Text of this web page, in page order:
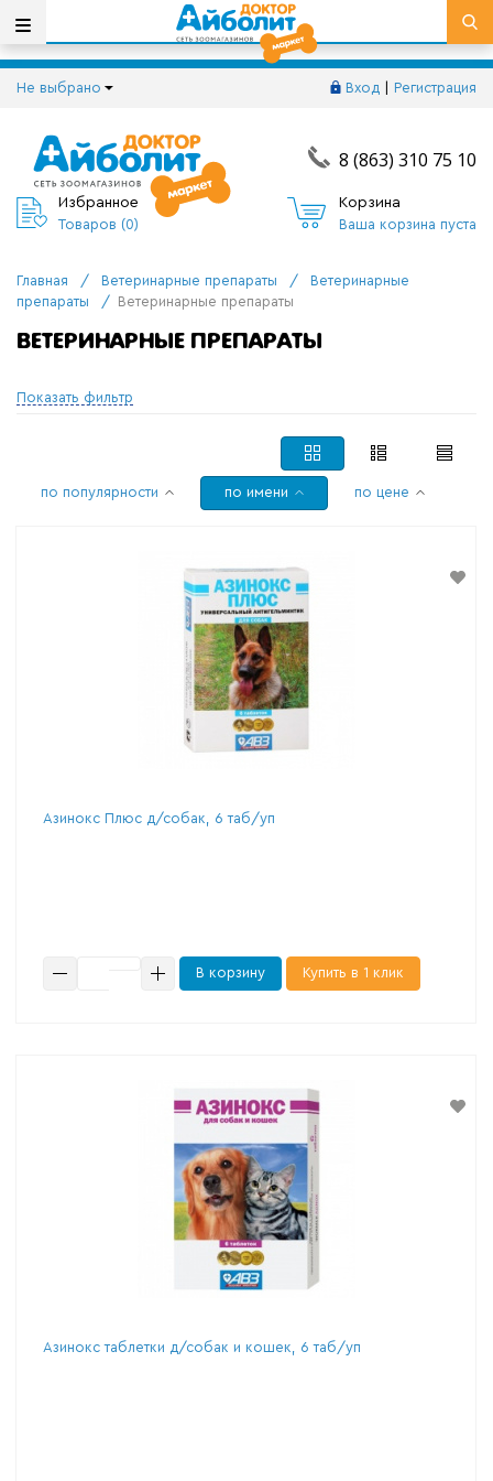
Не выбрано Вход Регистрация
8 (863) 310 75 10
Избранное
Товаров (0)
Корзина
Ваша корзина пуста
Главная / Ветеринарные препараты /
Ветеринарные
препараты
/ Ветеринарные препараты
ВЕТЕРИНАРНЫЕ ПРЕПАРАТЫ
Показать фильтр
по популярности по имени по цене
Азинокс Плюс д/собак, 6 таб/уп
В корзину Купить в 1 клик
Азинокс таблетки д/собак и кошек, 6 таб/уп